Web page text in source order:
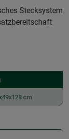
Stecksystem
cm